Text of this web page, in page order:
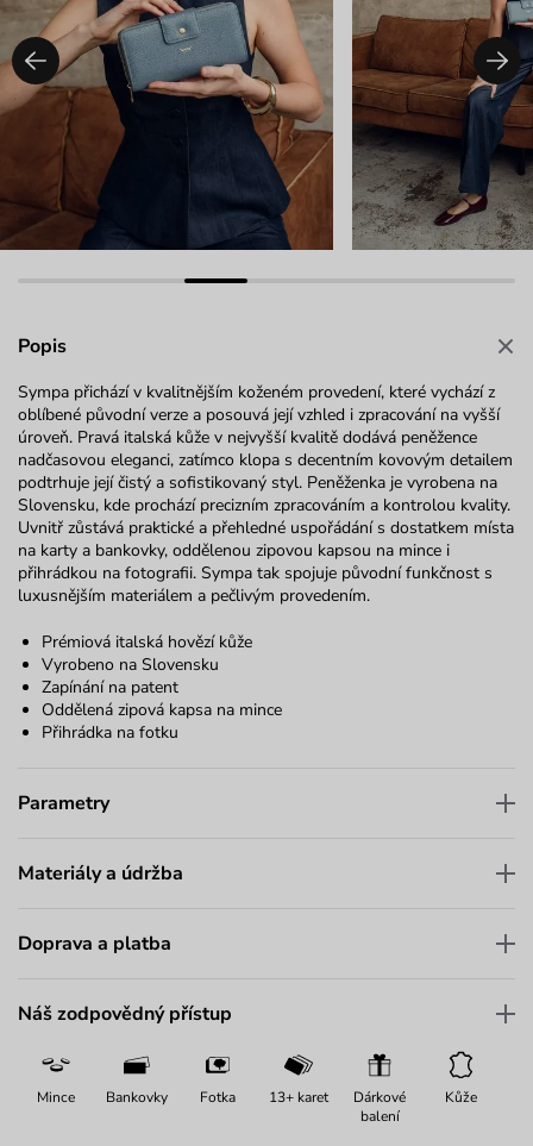
Popis
Sympa přichází v kvalitnějším koženém provedení, které vychází z
oblíbené původní verze a posouvá její vzhled i zpracování na vyšší
úroveň. Pravá italská kůže v nejvyšší kvalitě dodává peněžence
nadčasovou eleganci, zatímco klopa s decentním kovovým detailem
podtrhuje její čistý a sofistikovaný styl. Peněženka je vyrobena na
Slovensku, kde prochází pre­cizním zpracováním a kontrolou kvality.
Uvnitř zůstává praktické a přehledné uspořádání s dostatkem místa
na karty a bankovky, oddělenou zipovou kapsou na mince i
přihrádkou na fotografii. Sympa tak spojuje původní funkčnost s
luxusnějším materiálem a pečlivým provedením.
Prémiová italská hovězí kůže
Vyrobeno na Slovensku
Zapínání na patent
Oddělená zipová kapsa na mince
Přihrádka na fotku
Parametry
Materiály a údržba
Doprava a platba
Náš zodpovědný přístup
Mince Bankovky Fotka 13+ karet
Dárkové
balení
Kůže